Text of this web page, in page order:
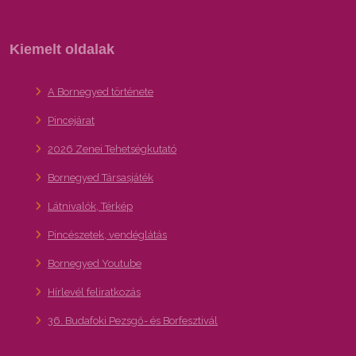
Kiemelt oldalak
A Bornegyed története
Pincejárat
2026 Zenei Tehetségkutató
Bornegyed Társasjáték
Látnivalók, Térkép
Pincészetek, vendéglátás
Bornegyed Youtube
Hírlevél feliratkozás
36. Budafoki Pezsgő- és Borfesztivál